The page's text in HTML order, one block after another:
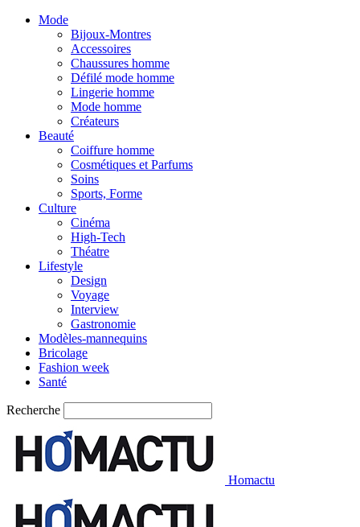
Mode
Bijoux-Montres
Accessoires
Chaussures homme
Défilé mode homme
Lingerie homme
Mode homme
Créateurs
Beauté
Coiffure homme
Cosmétiques et Parfums
Soins
Sports, Forme
Culture
Cinéma
High-Tech
Théatre
Lifestyle
Design
Voyage
Interview
Gastronomie
Modèles-mannequins
Bricolage
Fashion week
Santé
Recherche
Homactu